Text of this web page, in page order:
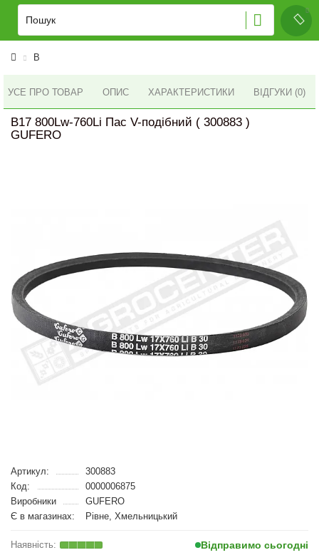
B
УСЕ ПРО ТОВАР ОПИС ХАРАКТЕРИСТИКИ ВІДГУКИ (0)
B17 800Lw-760Li Пас V-подібний ( 300883 )
GUFERO
Артикул:
300883
Код:
0000006875
Виробники
GUFERO
Є в магазинах:
Рівне, Хмельницький
Відправимо сьогодні